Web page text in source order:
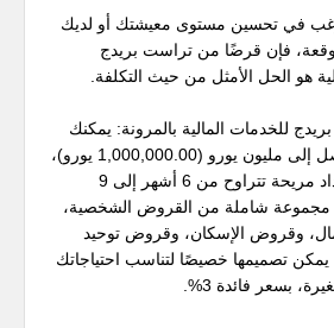
في تحسين مستوى معيشتك أو لديك
فإن قرضًا من تراست بريدج
هو الحل الأمثل من حيث التكلفة.
للخدمات المالية بالمرونة: يمكنك
اقتراض ما يصل إلى مليون يورو (1,000,000.00 يورو)،
مع فترات سداد مريحة تتراوح من 6 أشهر إلى 9
مجموعة شاملة من القروض الشخصية،
وقروض الإسكان، وقروض توحيد
يمكن تصميمها خصيصًا لتناسب احتياجاتك
بسعر فائدة 3%.